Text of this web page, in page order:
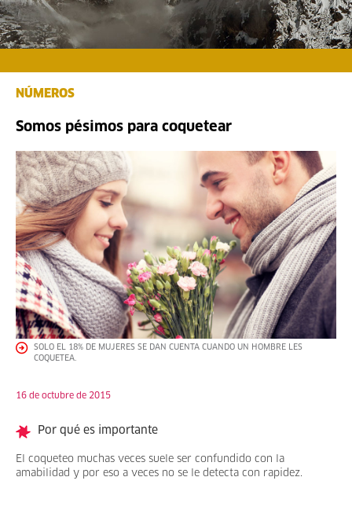
NÚMEROS
Somos pésimos para coquetear
SOLO EL 18% DE MUJERES SE DAN CUENTA CUANDO UN HOMBRE LES
COQUETEA.
16 de octubre de 2015
Por qué es importante
El coqueteo muchas veces suele ser confundido con la
amabilidad y por eso a veces no se le detecta con rapidez.